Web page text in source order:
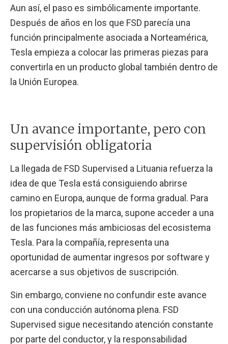
Aun así, el paso es simbólicamente importante.
Después de años en los que FSD parecía una
función principalmente asociada a Norteamérica,
Tesla empieza a colocar las primeras piezas para
convertirla en un producto global también dentro de
la Unión Europea.
Un avance importante, pero con
supervisión obligatoria
La llegada de FSD Supervised a Lituania refuerza la
idea de que Tesla está consiguiendo abrirse
camino en Europa, aunque de forma gradual. Para
los propietarios de la marca, supone acceder a una
de las funciones más ambiciosas del ecosistema
Tesla. Para la compañía, representa una
oportunidad de aumentar ingresos por software y
acercarse a sus objetivos de suscripción.
Sin embargo, conviene no confundir este avance
con una conducción autónoma plena. FSD
Supervised sigue necesitando atención constante
por parte del conductor, y la responsabilidad